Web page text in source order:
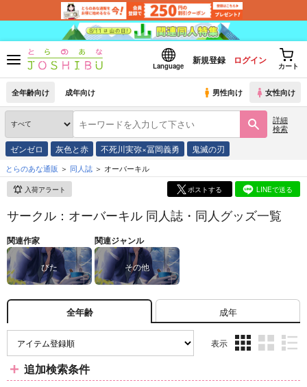
Language
新規登録 ログイン
カート
全年齢向け 成年向け 男性向け 女性向け
詳細
検索
ゼンゼロ 灰色と赤 不死川実弥×冨岡義勇 鬼滅の刃
とらのあな通販 同人誌 オーバーキル
入荷アラート ポストする LINEで送る
サークル：オーバーキル 同人誌・同人グッズ一覧
関連作家
びた
関連ジャンル
その他
全年齢 成年
表示
ム
ム
ム
追加検索条件